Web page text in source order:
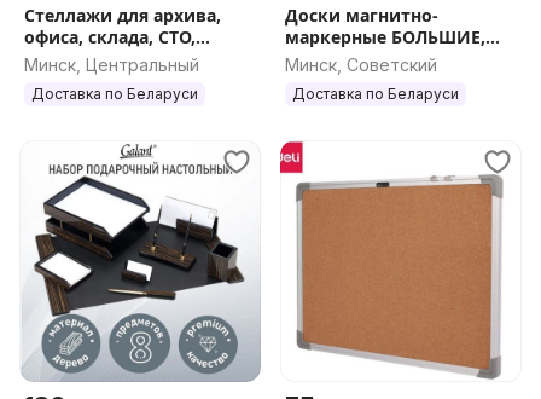
Стеллажи для архива,
офиса, склада, СТО,
гаража
Минск, Центральный
Доставка по Беларуси
Доски магнитно-
маркерные БОЛЬШИЕ,
алюминиевая рамка,
НОВЫЕ и немного
бывшие в работе. Разные
Минск, Советский
Доставка по Беларуси